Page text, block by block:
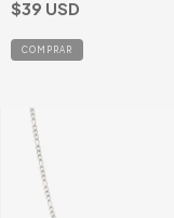
$39 USD